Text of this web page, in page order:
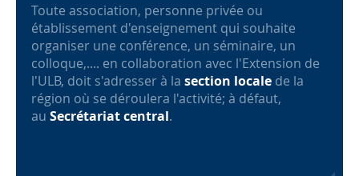
Toute association, personne privée ou
établissement d'enseignement qui souhaite
organiser une conférence, un séminaire, un
colloque,.... en collaboration avec l'Extension de
l'ULB, doit s'adresser à lasection locale de la
région où se déroulera l'activité; à défaut,
auSecrétariat central.